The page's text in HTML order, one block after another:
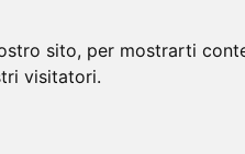
sito, per mostrarti
visitatori.